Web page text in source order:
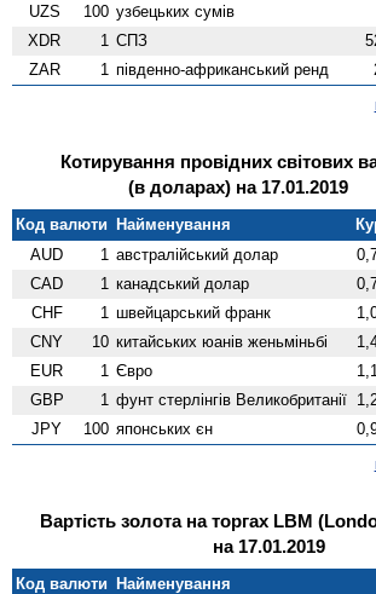
UZS 100 узбецьких сумів
XDR 1 СПЗ
ZAR 1 південно-африканський ренд
Котирування провідних світових
(в доларах) на 17.01.2019
Код валюти Найменування
AUD
1 австралійський долар
CAD 1 канадський долар
CHF 1 швейцарський франк
CNY 10 китайських юанів женьмiньбi
EUR 1 Євро
GBP 1 фунт стерлінгів Велико­британії
JPY 100 японських єн
Вартість золота на торгах LBM
на 17.01.2019
Код валюти Найменування